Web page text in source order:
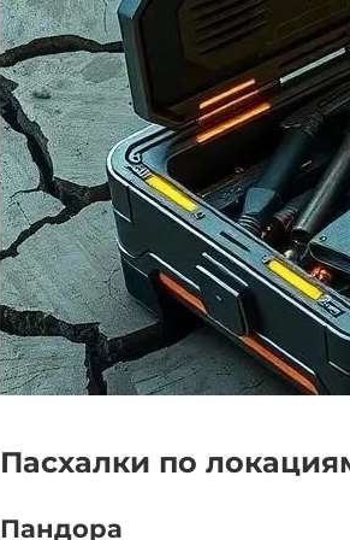
Пасхалки по
Пандора